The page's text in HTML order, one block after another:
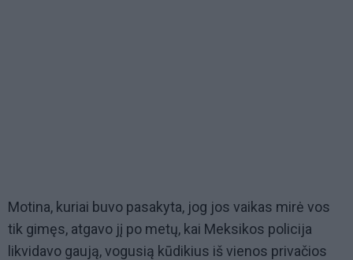
Motina, kuriai buvo pasakyta, jog jos vaikas mirė vos
tik gimęs, atgavo jį po metų, kai Meksikos policija
likvidavo gaują, vogusią kūdikius iš vienos privačios